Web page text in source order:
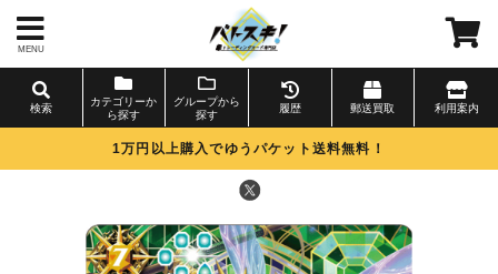
MENU
検索
カテゴリーか
ら探す
グループから
探す
履歴 郵送買取 利用案内
1万円以上購入でゆうパケット送料無料！